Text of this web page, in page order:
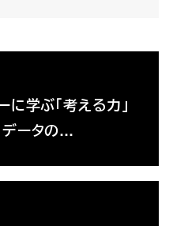
に学ぶ「考える力」
データの…